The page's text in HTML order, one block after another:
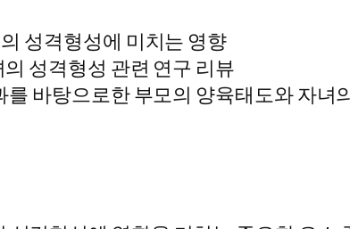
성격형성에 미치는 영향
성격형성 관련 연구 리뷰
를 바탕으로한 부모의 양육태도와 자녀